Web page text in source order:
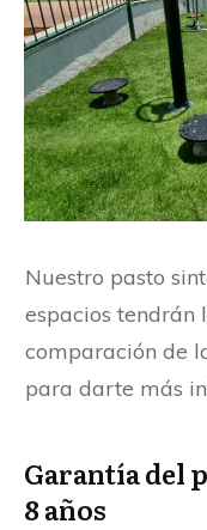
Nuestro pasto
espacios
comparación de
para darte más
Garantía del
8 años